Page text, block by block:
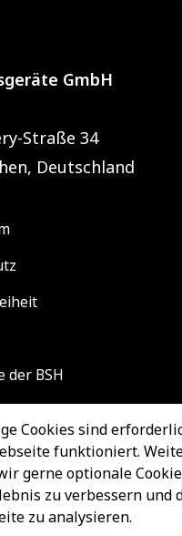
Cookies sind
funktioniert.
gerne optionale
zu verbessern und
zu analysieren.
GmbH
Straße 34
Deutschland